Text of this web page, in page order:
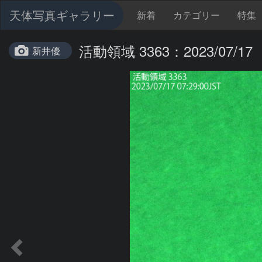
天体写真ギャラリー 新着 カテゴリー 特集
新井優 活動領域 3363：2023/07/17